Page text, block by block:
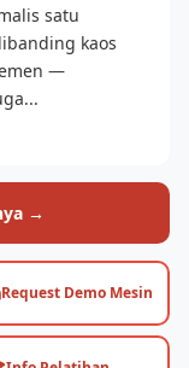
satu
kaos
—
→
Request Demo Mesin